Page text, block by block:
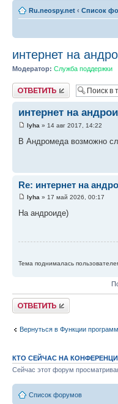
Ru.neospy.net ‹ Список
интернет на
Модератор: Служба поддержки
Ответить
интернет на
lyha » 14 авг 2017, 14:22
В Андромеда возможно
Re: интернет на
lyha » 17 май 2026, 00:17
На андроиде)
Тема поднималась
Ответить
Вернуться в Функции
КТО СЕЙЧАС НА
Сейчас этот форум
Список форумов